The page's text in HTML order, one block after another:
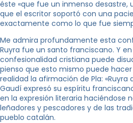
éste «que fue un inmenso
que el escritor soportó con una
exactamente como lo que fue
Me admira profundamente esta
Ruyra fue un santo franciscano. Y
confesionalidad cristiana puede
pienso que esto mismo puede
realidad la afirmación de Pla: «Ruyra
Gaudí expresó su espíritu
en la expresión literaria haciéndose
leñadores y pescadores y de las
pueblo catalán.